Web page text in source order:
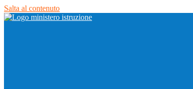
Salta al contenuto